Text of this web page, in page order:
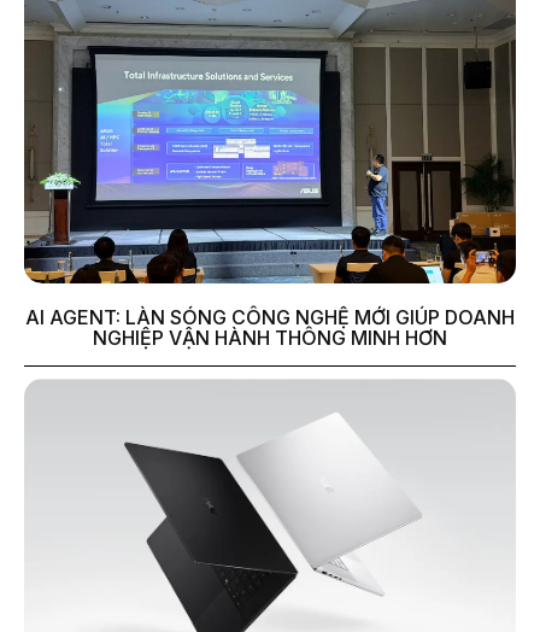
AI AGENT: LÀN SÓNG CÔNG NGHỆ MỚI GIÚP DOANH
NGHIỆP VẬN HÀNH THÔNG MINH HƠN